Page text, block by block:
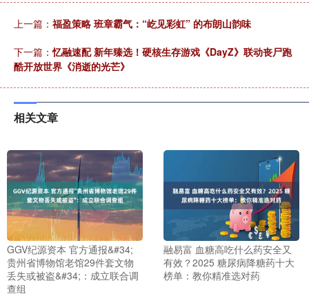
上一篇： 福盈策略 班章霸气：“屹见彩虹” 的布朗山韵味
下一篇：忆融速配 新年臻选！硬核生存游戏《DayZ》联动丧尸跑
酷开放世界《消逝的光芒》
相关文章
GGV纪源资本 官方通报&#34;
贵州省博物馆老馆29件套文物
丢失或被盗&#34;：成立联合调
查组
融易富 血糖高吃什么药安全又
有效？2025 糖尿病降糖药十大
榜单：教你精准选对药